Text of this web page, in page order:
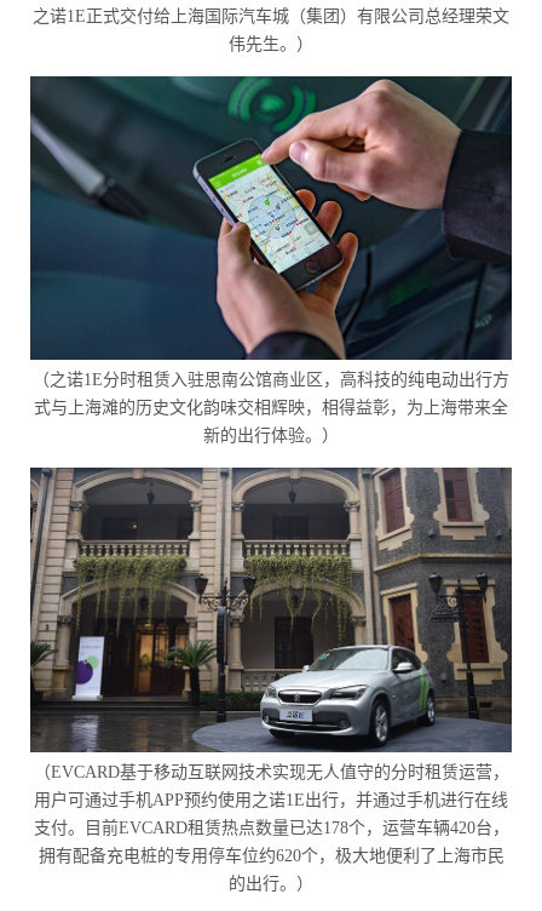
之诺1E正式交付给上海国际汽车城（集团）有限公司总经理荣文
伟先生。）
（之诺1E分时租赁入驻思南公馆商业区，高科技的纯电动出行方
式与上海滩的历史文化韵味交相辉映，相得益彰，为上海带来全
新的出行体验。）
（EVCARD基于移动互联网技术实现无人值守的分时租赁运营，
用户可通过手机APP预约使用之诺1E出行，并通过手机进行在线
支付。目前EVCARD租赁热点数量已达178个，运营车辆420台，
拥有配备充电桩的专用停车位约620个，极大地便利了上海市民
的出行。）